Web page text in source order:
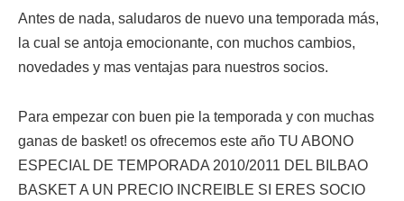
Antes de nada, saludaros de nuevo una temporada más,
la cual se antoja emocionante, con muchos cambios,
novedades y mas ventajas para nuestros socios.
Para empezar con buen pie la temporada y con muchas
ganas de basket! os ofrecemos este año TU ABONO
ESPECIAL DE TEMPORADA 2010/2011 DEL BILBAO
BASKETA UN PRECIO INCREIBLE SI ERES SOCIO